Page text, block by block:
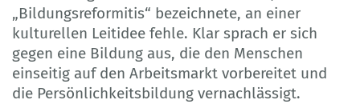
„Bildungsreformitis“ bezeichnete, an einer
kulturellen Leitidee fehle. Klar sprach er sich
gegen eine Bildung aus, die den Menschen
einseitig auf den Arbeitsmarkt vorbereitet und
die Persönlichkeitsbildung vernachlässigt.